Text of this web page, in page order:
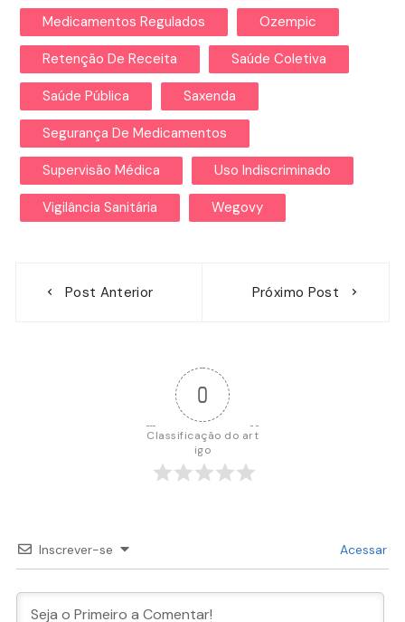
Medicamentos Regulados Ozempic
Retenção De Receita Saúde Coletiva
Saúde Pública Saxenda
Segurança De Medicamentos
Supervisão Médica Uso Indiscriminado
Vigilância Sanitária Wegovy
Post Anterior Próximo Post
0
Classificação do art
igo
Inscrever-se Acessar